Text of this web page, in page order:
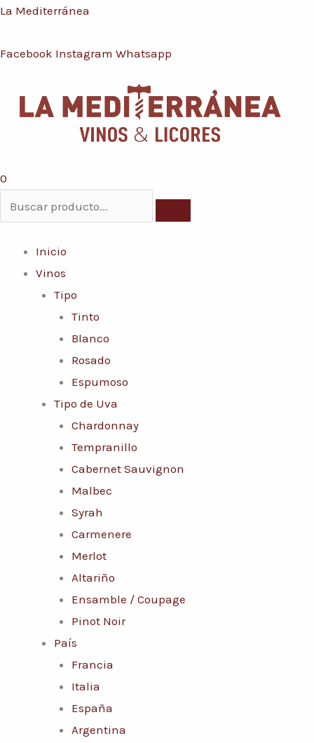
Ir
contenido
La Mediterránea
Facebook Instagram Whatsapp
0
Inicio
Vinos
Tipo
Tinto
Blanco
Rosado
Espumoso
Tipo de Uva
Chardonnay
Tempranillo
Cabernet Sauvignon
Malbec
Syrah
Carmenere
Merlot
Altariño
Ensamble / Coupage
Pinot Noir
País
Francia
Italia
España
Argentina
Menú